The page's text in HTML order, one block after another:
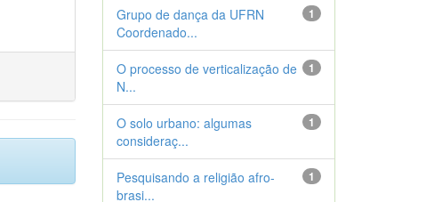
1
Grupo de dança da UFRN
Coordenado...
1
O processo de verticalização de
N...
1
O solo urbano: algumas
consideraç...
1
Pesquisando a religião afro-
brasi...